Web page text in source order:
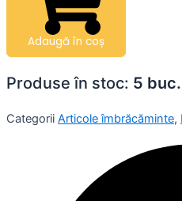
Adaugă în coș
Produse în stoc: 5 buc.
Categorii Articole îmbrăcăminte,